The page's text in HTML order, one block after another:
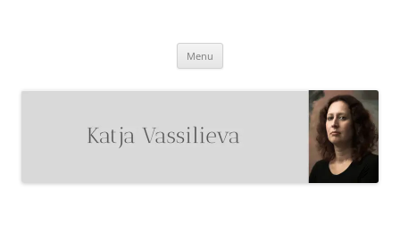
Menu